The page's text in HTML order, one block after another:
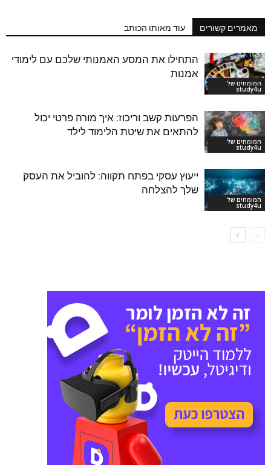
מאמרים קשורים עוד מאותו הכותב
המומחים של
study4u
התחילו את המסע האמנותי שלכם עם לימודי
אמנות
המומחים של
study4u
הפרעות קשב וריכוז: איך מורה פרטי יכול
להתאים את שיטת הלימוד לילד
המומחים של
study4u
ייעוץ עסקי בפתח תקווה: להוביל את העסק
שלך להצלחה